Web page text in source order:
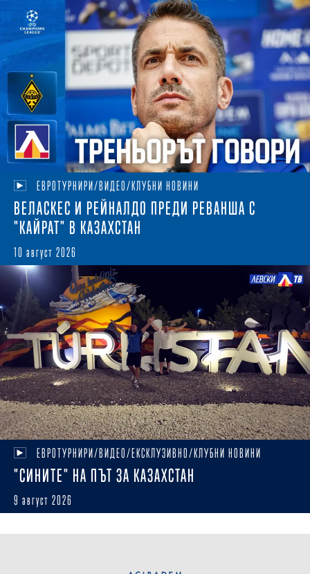
ЕВРОТУРНИРИ/ВИДЕО/КЛУБНИ НОВИНИ
ВЕЛАСКЕС И РЕЙНАЛДО ПРЕДИ РЕВАНША С
"КАЙРАТ" В КАЗАХСТАН
10 август 2026
ЕВРОТУРНИРИ/ВИДЕО/ЕКСКЛУЗИВНО/КЛУБНИ НОВИНИ
"СИНИТЕ" НА ПЪТ ЗА КАЗАХСТАН
9 август 2026